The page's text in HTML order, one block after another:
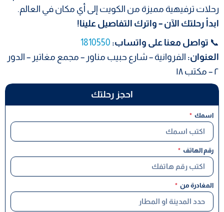
احجز رحلتك
اسمك
رقم الهاتف
المغادرة من
رحلات ترفيهية مميزة من الكويت إلى أي مكان في العالم.
ابدأ رحلتك الآن – واترك التفاصيل علينا!
📞 تواصل معنا على واتساب: 1810550
العنوان: الفروانية – شارع حبيب مناور – مجمع مغاتير – الدور
٢ – مكتب ١٨